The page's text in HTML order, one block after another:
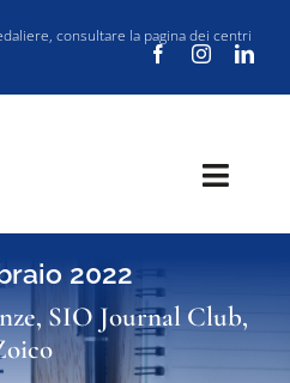
consultare la pagina dei centri
ALLA SIO?
2022
, SIO Journal Club,